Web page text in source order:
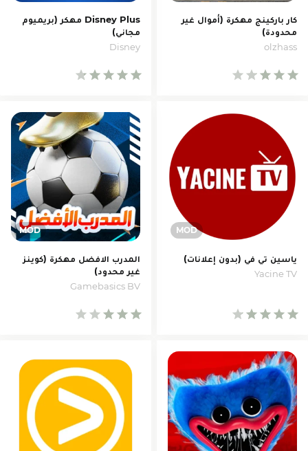
كار باركينج مهكرة (أموال غير
محدودة)
olzhass
Disney Plus مهكر (بريميوم
مجاني)
Disney
ياسين تي في (بدون إعلانات)
Yacine TV
المدرب الافضل مهكرة (كوينز
غير محدود)
Gamebasics BV